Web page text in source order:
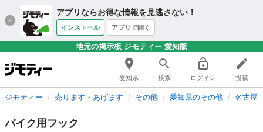
アプリならお得な情報を見逃さない！
インストール アプリで開く
地元の掲示板 ジモティー 愛知版
愛知県 検索 ログイン 投稿
ジモティー 売ります・あげます その他 愛知県のその他 名古屋
バイク用フック